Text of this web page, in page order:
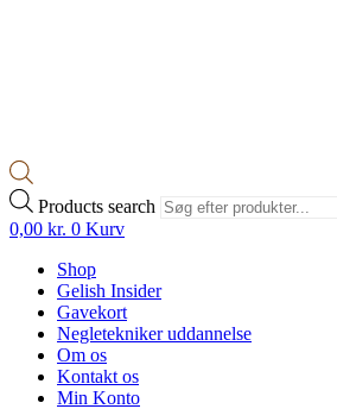
Products search
0,00 kr. 0 Kurv
Shop
Gelish Insider
Gavekort
Negletekniker uddannelse
Om os
Kontakt os
Min Konto